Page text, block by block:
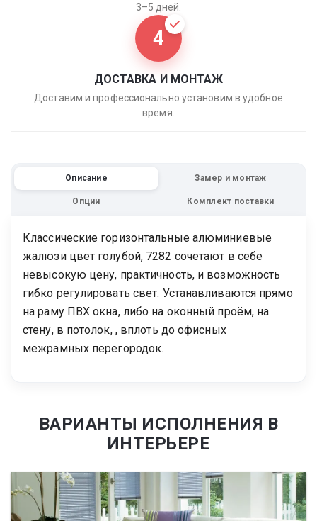
3–5 дней.
4
ДОСТАВКА И МОНТАЖ
Доставим и профессионально установим в удобное
время.
Описание Замер и монтаж
Опции Комплект поставки
Классические горизонтальные алюминиевые
жалюзи цвет голубой, 7282 сочетают в себе
невысокую цену, практичность, и возможность
гибко регулировать свет. Устанавливаются прямо
на раму ПВХ окна, либо на оконный проём, на
стену, в потолок, , вплоть до офисных
межрамных перегородок.
ВАРИАНТЫ ИСПОЛНЕНИЯ В
ИНТЕРЬЕРЕ